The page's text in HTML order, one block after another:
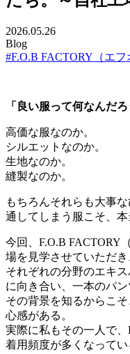
2026.05.26
Blog
#F.O.B FACTORY（エ
「良い服って何なんだろ
高価な服なのか。
シルエットなのか。
生地なのか。
縫製なのか。
もちろんそれらも大事
通してしまう服こそ、
今回、F.O.B FACTORY
場を見学させていただき
それぞれの分野のエキ
に向き合い、一本のパン
その背景を知るからこ
心感がある。
実際に私もその一人で
着用頻度が多くなってい